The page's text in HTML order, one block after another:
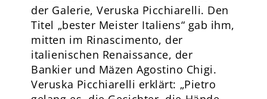
der Galerie, Veruska Picchiarelli. Den
Titel „bester Meister Italiens“ gab ihm,
mitten im Rinascimento, der
italienischen Renaissance, der
Bankier und Mäzen Agostino Chigi.
Veruska Picchiarelli erklärt: „Pietro